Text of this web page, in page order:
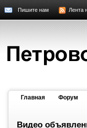
Пишите нам Лента
Главная Форум
Видео